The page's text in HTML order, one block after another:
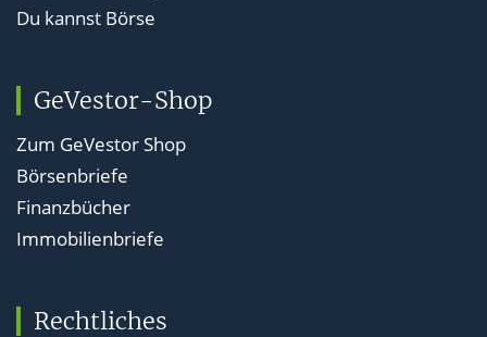
Du kannst Börse
GeVestor-Shop
Zum GeVestor Shop
Börsenbriefe
Finanzbücher
Immobilienbriefe
Rechtliches